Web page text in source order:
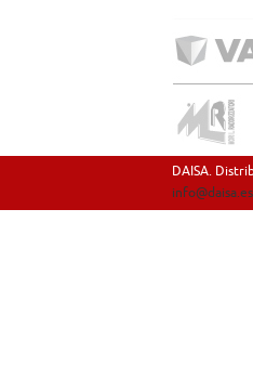
DAISA.
info@daisa.es